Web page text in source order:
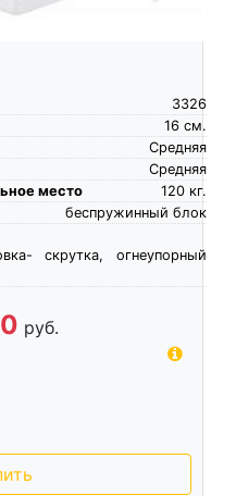
3326
см.
16
Средняя
Средняя
место
кг.
120
беспружинный блок
скрутка, огнеупорный
руб.